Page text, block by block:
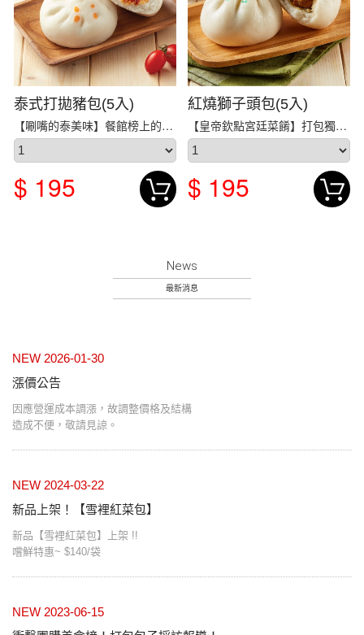
泰式打拋豬包(5入)
【唰嘴的泰美味】餐館榜上的明星料理，開胃的泰式美...
$ 195
紅燒獅子頭包(5入)
【皇帝欽點宮廷菜餚】打包獨特的紅燒獅子頭，以四成...
$ 195
News
最新消息
NEW 2026-01-30
漲價公告
因應營運成本調漲，故調整價格及結構
造成不便，敬請見諒。
NEW 2024-03-22
新品上架！【雪裡紅菜包】
新品【雪裡紅菜包】上架 !!
嚐鮮特惠~ $140/袋
NEW 2023-06-15